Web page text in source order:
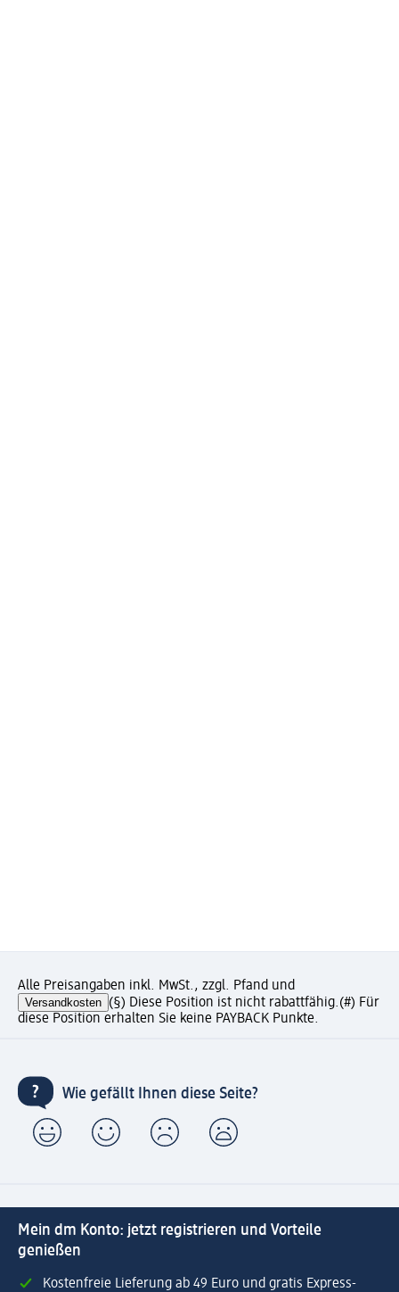
Alle Preisangaben inkl. MwSt., zzgl. Pfand und
Versandkosten (§) Diese Position ist nicht rabattfähig.(#) Für
diese Position erhalten Sie keine PAYBACK Punkte.
Wie gefällt Ihnen diese Seite?
Mein dm Konto: jetzt registrieren und Vorteile
genießen
Kostenfreie Lieferung ab 49 Euro und gratis Express-